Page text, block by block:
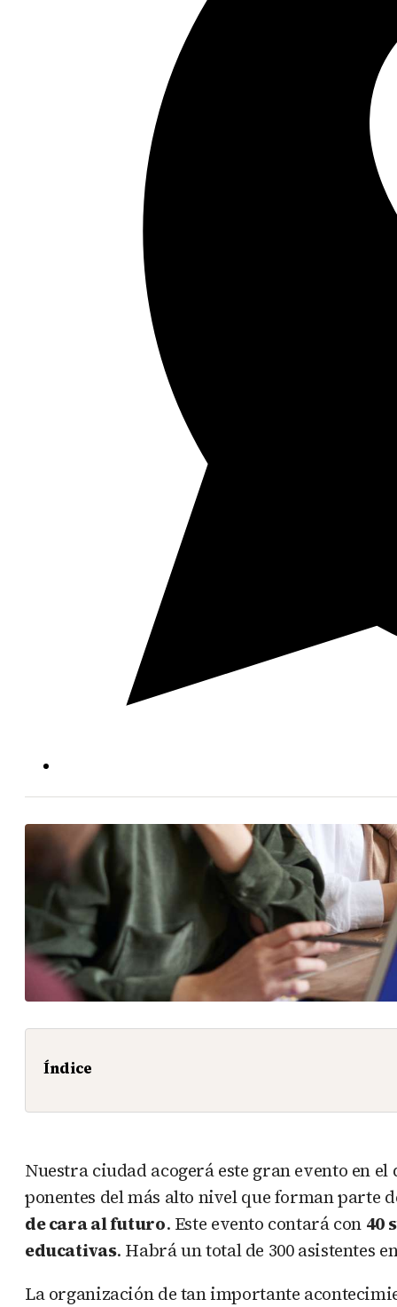
Índice
Nuestra ciudad acogerá este gran evento en
ponentes del más alto nivel que forman parte
de cara al futuro. Este evento contará con 40
educativas. Habrá un total de 300 asistentes
La organización de tan importante